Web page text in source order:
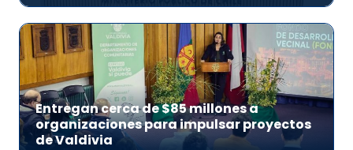
Entregan cerca de $85 millones a
organizaciones para impulsar proyectos
de Valdivia